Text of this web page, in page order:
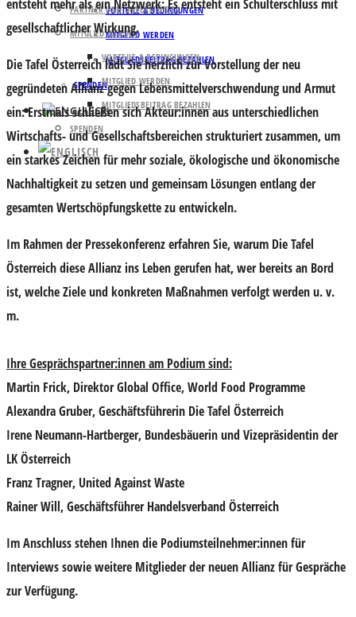
VORTEILE & BEDINGUNGEN
MITGLIED WERDEN
MITGLIEDSBEITRAG BEZAHLEN
SPENDEN
PARTNER UND UNTERSTÜTZER
MITGLIED WERDEN
VORTEILE & BEDINGUNGEN
MITGLIED WERDEN
MITGLIEDSBEITRAG BEZAHLEN
SPENDEN
entsteht mehr als ein Netzwerk: Es entsteht ein Schulterschluss mit
gesellschaftlicher Wirkung.
Die Tafel Österreich lädt Sie herzlich zur Vorstellung derneu
gegründeten Allianz gegen Lebensmittelverschwendung und Armut
ein: Erstmals schließen sich Akteur:innen aus unterschiedlichen
Wirtschafts- und Gesellschaftsbereichen strukturiert zusammen, um
ein starkes Zeichen für mehr soziale, ökologische und ökonomische
Nachhaltigkeit zu setzen und gemeinsam Lösungen entlang der
gesamten Wertschöpfungskette zu entwickeln.
Im Rahmen der Pressekonferenz erfahren Sie, warum Die Tafel
Österreich diese Allianz ins Leben gerufen hat, wer bereits an Bord
ist, welche Ziele und konkreten Maßnahmen verfolgt werden u. v.
m.
Ihre Gesprächspartner:innen am Podium sind:
Martin Frick, Direktor Global Office, World Food Programme
Alexandra Gruber,Geschäftsführerin Die Tafel Österreich
Irene Neumann-Hartberger, Bundesbäuerin und Vizepräsidentin der
LK Österreich
Franz Tragner, United Against Waste
Rainer Will,Geschäftsführer Handelsverband Österreich
Im Anschluss stehen Ihnen die Podiumsteilnehmer:innen für
Interviews sowie weitere Mitglieder der neuen Allianz für Gespräche
zur Verfügung.